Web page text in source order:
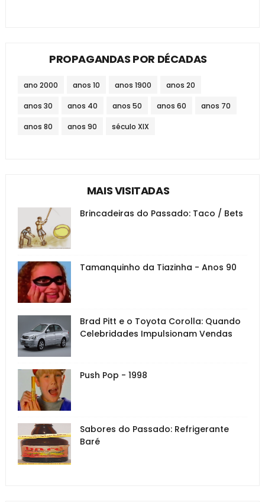
PROPAGANDAS POR DÉCADAS
ano 2000 anos 10 anos 1900 anos 20
anos 30 anos 40 anos 50 anos 60 anos 70
anos 80 anos 90 século XIX
MAIS VISITADAS
Brincadeiras do Passado: Taco / Bets
Tamanquinho da Tiazinha - Anos 90
Brad Pitt e o Toyota Corolla: Quando
Celebridades Impulsionam Vendas
Push Pop - 1998
Sabores do Passado: Refrigerante
Baré